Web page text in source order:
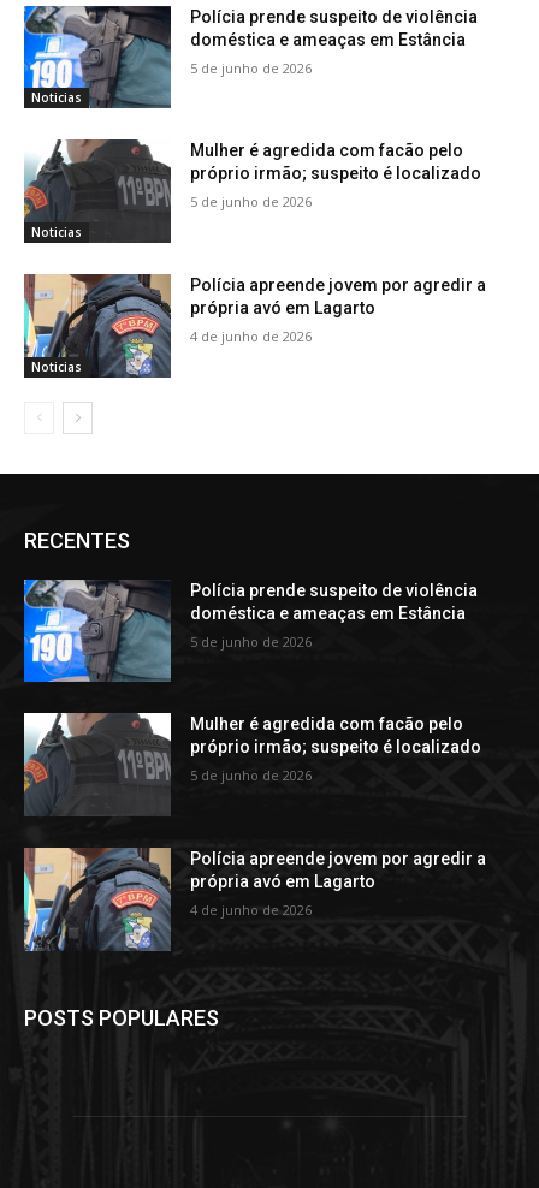
Noticias
Polícia prende suspeito de violência
doméstica e ameaças em Estância
5 de junho de 2026
Noticias
Mulher é agredida com facão pelo
próprio irmão; suspeito é localizado
5 de junho de 2026
Noticias
Polícia apreende jovem por agredir a
própria avó em Lagarto
4 de junho de 2026
RECENTES
Polícia prende suspeito de violência
doméstica e ameaças em Estância
5 de junho de 2026
Mulher é agredida com facão pelo
próprio irmão; suspeito é localizado
5 de junho de 2026
Polícia apreende jovem por agredir a
própria avó em Lagarto
4 de junho de 2026
POSTS POPULARES